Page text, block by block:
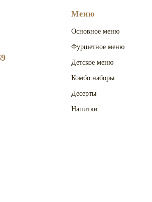
Меню
Основное меню
Фуршетное меню
Детское меню
Комбо наборы
Десерты
Напитки